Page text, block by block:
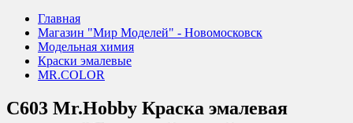
Главная
Магазин "Мир Моделей" - Новомосковск
Модельная химия
Краски эмалевые
MR.COLOR
C603 Mr.Hobby Краска эмалевая